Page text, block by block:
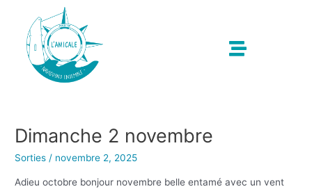
Dimanche 2 novembre
Sorties / novembre 2, 2025
Adieu octobre bonjour novembre belle entamé avec un vent